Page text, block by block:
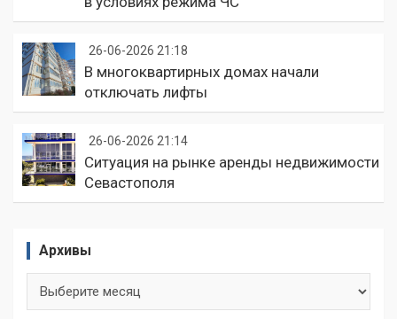
26-06-2026 21:18
В многоквартирных домах начали
отключать лифты
26-06-2026 21:14
Ситуация на рынке аренды недвижимости
Севастополя
Архивы